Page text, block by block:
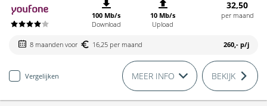
100 Mb/s
Download
10 Mb/s
Upload
32,50
per maand
8 maanden voor 16,25 per maand 260,- p/j
Vergelijken MEER INFO BEKIJK